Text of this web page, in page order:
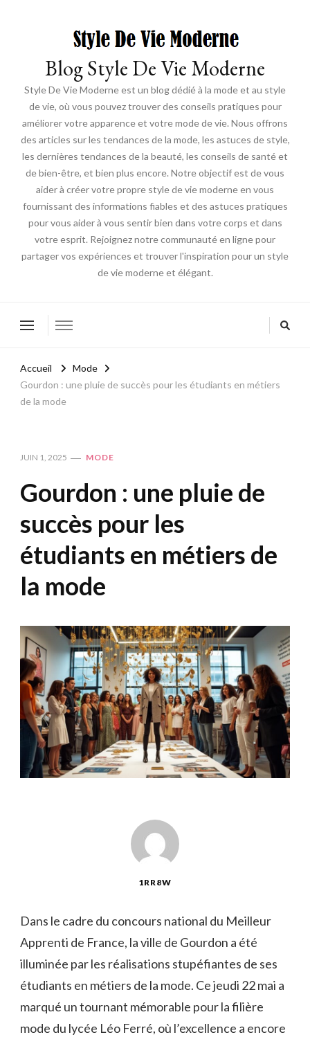
Blog Style De Vie Moderne
Style De Vie Moderne est un blog dédié à la mode et au style
de vie, où vous pouvez trouver des conseils pratiques pour
améliorer votre apparence et votre mode de vie. Nous offrons
des articles sur les tendances de la mode, les astuces de style,
les dernières tendances de la beauté, les conseils de santé et
de bien-être, et bien plus encore. Notre objectif est de vous
aider à créer votre propre style de vie moderne en vous
fournissant des informations fiables et des astuces pratiques
pour vous aider à vous sentir bien dans votre corps et dans
votre esprit. Rejoignez notre communauté en ligne pour
partager vos expériences et trouver l'inspiration pour un style
de vie moderne et élégant.
Accueil
Mode
Gourdon : une pluie de succès pour les étudiants en métiers
de la mode
JUIN 1, 2025 MODE
Gourdon : une pluie de
succès pour les
étudiants en métiers de
la mode
1RR8W
Dans le cadre du concours national du Meilleur
Apprenti de France, la ville de Gourdon a été
illuminée par les réalisations stupéfiantes de ses
étudiants en métiers de la mode. Ce jeudi 22 mai a
marqué un tournant mémorable pour la filière
mode du lycée Léo Ferré, où l’excellence a encore